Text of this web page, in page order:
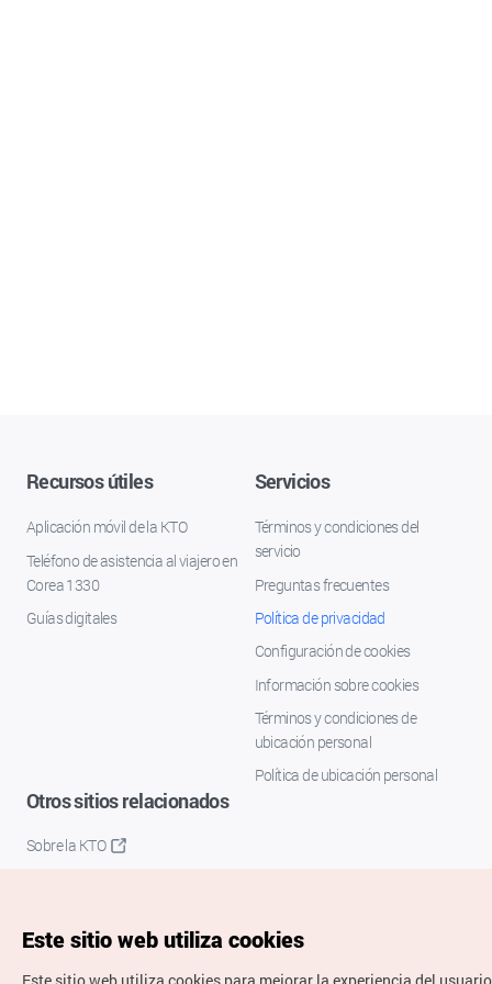
Recursos útiles
Aplicación móvil de la KTO
Teléfono de asistencia al viajero en
Corea 1330
Guías digitales
Servicios
Términos y condiciones del
servicio
Preguntas frecuentes
Política de privacidad
Configuración de cookies
Información sobre cookies
Términos y condiciones de
ubicación personal
Política de ubicación personal
Otros sitios relacionados
Sobre la KTO
Este sitio web utiliza cookies